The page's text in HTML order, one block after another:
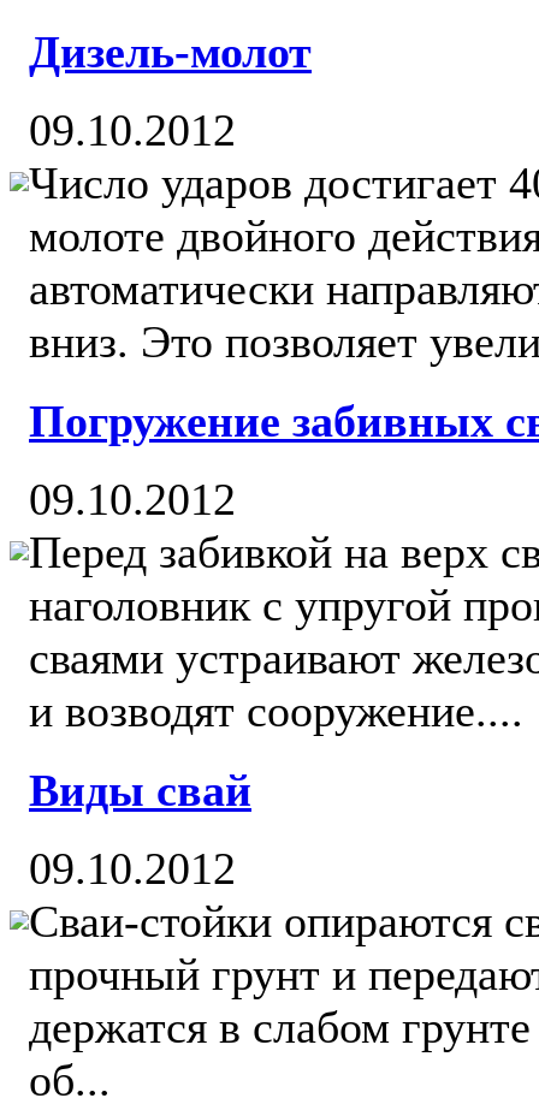
Дизель-молот
09.10.2012
Число ударов достигает
молоте двойного
автоматически
вниз. Это позволяет
Погружение забивных
09.10.2012
Перед забивкой на верх
наголовник с упругой
сваями устраивают
и возводят сооружение....
Виды свай
09.10.2012
Сваи-стойки опираются
прочный грунт и
держатся в слабом
об...